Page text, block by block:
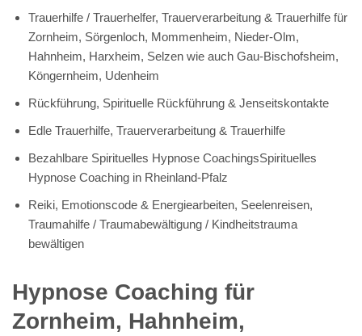
Trauerhilfe / Trauerhelfer, Trauerverarbeitung & Trauerhilfe für
Zornheim, Sörgenloch, Mommenheim, Nieder-Olm,
Hahnheim, Harxheim, Selzen wie auch Gau-Bischofsheim,
Köngernheim, Udenheim
Rückführung, Spirituelle Rückführung & Jenseitskontakte
Edle Trauerhilfe, Trauerverarbeitung & Trauerhilfe
Bezahlbare Spirituelles Hypnose CoachingsSpirituelles
Hypnose Coaching in Rheinland-Pfalz
Reiki, Emotionscode & Energiearbeiten, Seelenreisen,
Traumahilfe / Traumabewältigung / Kindheitstrauma
bewältigen
Hypnose Coaching für
Zornheim, Hahnheim,